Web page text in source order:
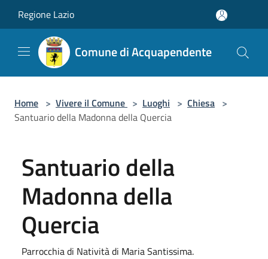
Regione Lazio
Comune di Acquapendente
Home > Vivere il Comune > Luoghi > Chiesa >
Santuario della Madonna della Quercia
Santuario della
Madonna della
Quercia
Parrocchia di Natività di Maria Santissima.